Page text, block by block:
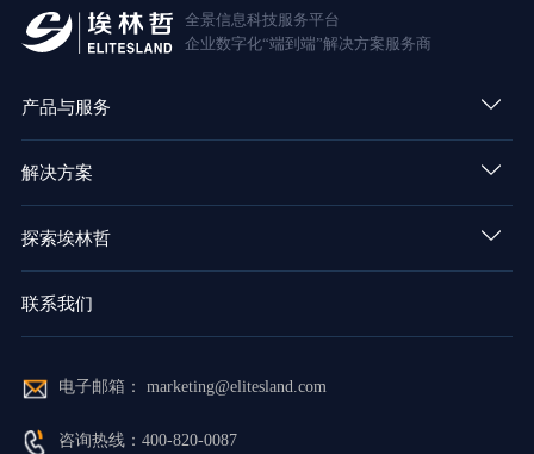
全景信息科技服务平台
企业数字化“端到端”解决方案服务商
产品与服务
解决方案
探索埃林哲
联系我们
电子邮箱： marketing@elitesland.com
咨询热线：400-820-0087